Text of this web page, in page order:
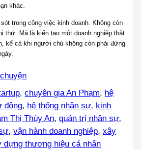
khác.
trong công việc kinh doanh. Không còn
thứ. Mà là kiến tạo một doanh nghiệp thật
kể cả khi người chủ không còn phải đứng
, chuyên gia An Phạm, hệ
động, hệ thống nhân sự, kinh
Thị Thùy An, quản trị nhân sự
, vận hành doanh nghiệp, xây
dựng thương hiệu cá nhân